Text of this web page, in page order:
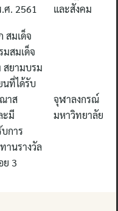
ศ. 2561
และสังคม
สมเด็จ
มสมเด็จ
สยามบรม
นที่ได้รับ
าส
ะมี
บการ
านรางวัล
ย 3
จุฬาลงกรณ์
มหาวิทยาลัย